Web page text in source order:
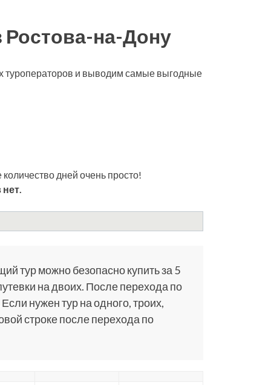
на-Дону
туроператоров и выводим самые выгодные
дней очень просто!
тур можно безопасно купить за 5
на двоих. После перехода по
нужен тур на одного, троих,
строке после перехода по